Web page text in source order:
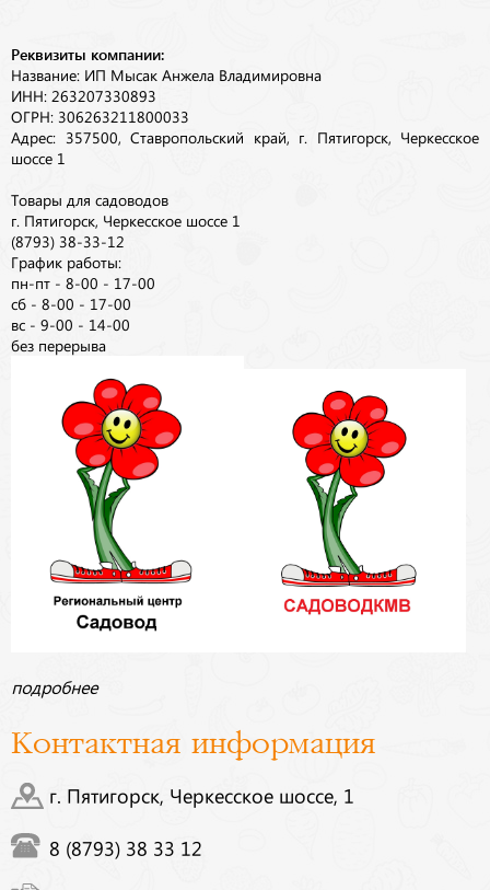
Реквизиты компании:
Название: ИП Мысак Анжела Владимировна
ИНН: 263207330893
ОГРН: 306263211800033
Адрес: 357500, Ставропольский край, г. Пятигорск, Черкесское
шоссе 1
Товары для садоводов
г. Пятигорск, Черкесское шоссе 1
(8793) 38-33-12
График работы:
пн-пт - 8-00 - 17-00
сб - 8-00 - 17-00
вс - 9-00 - 14-00
без перерыва
подробнее
Контактная информация
г. Пятигорск, Черкесское шоссе, 1
8 (8793) 38 33 12